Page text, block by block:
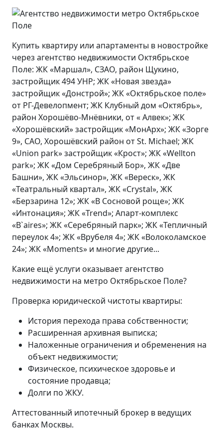
Купить квартиру или апартаменты в новостройке
через агентство недвижимости Октябрьское
Поле: ЖК «Маршал», СЗАО, район Щукино,
застройщик 494 УНР; ЖК «Новая звезда»
застройщик «Донстрой»; ЖК «Октябрьское поле»
от РГ-Девелопмент; ЖК Клубный дом «Октябрь»,
район Хорошёво-Мнёвники, от « Алвек»; ЖК
«Хорошёвский» застройщик «МонАрх»; ЖК «Зорге
9», САО, Хорошёвский район от St. Michael; ЖК
«Union park» застройщик «Крост»; ЖК «Wellton
park»; ЖК «Дом Серебряный Бор», ЖК «Две
Башни», ЖК «Эльсинор», ЖК «Вереск», ЖК
«Театральный квартал», ЖК «Crystal», ЖК
«Берзарина 12»; ЖК «В Сосновой роще»; ЖК
«Интонация»; ЖК «Trend»; Апарт-комплекс
«B`aires»; ЖК «Серебряный парк»; ЖК «Тепличный
переулок 4»; ЖК «Врубеля 4»; ЖК «Волоколамское
24»; ЖК «Moments» и многие другие...
Какие ещё услуги оказывает агентство
недвижимости на метро Октябрьское Поле?
Проверка юридической чистоты квартиры:
История перехода права собственности;
Расширенная архивная выписка;
Наложенные ограничения и обременения на
объект недвижимости;
Физическое, психическое здоровье и
состояние продавца;
Долги по ЖКУ.
Аттестованный ипотечный брокер в ведущих
банках Москвы.